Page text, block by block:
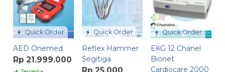
Quick Order
AED Onemed
Rp 21.999.000
Quick Order
Reflex Hammer
Segitiga
Rp 25.000
Quick Order
EKG 12 Chanel
Bionet
Cardiocare 2000